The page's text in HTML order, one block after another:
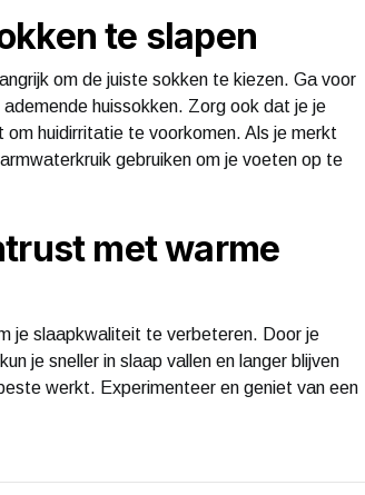
te slapen
om de juiste sokken te kiezen. Ga voor
huissokken. Zorg ook dat je je
huidirritatie te voorkomen. Als je merkt
gebruiken om je voeten op te
met warme
je slaapkwaliteit te verbeteren. Door je
je sneller in slaap vallen en langer blijven
werkt. Experimenteer en geniet van een